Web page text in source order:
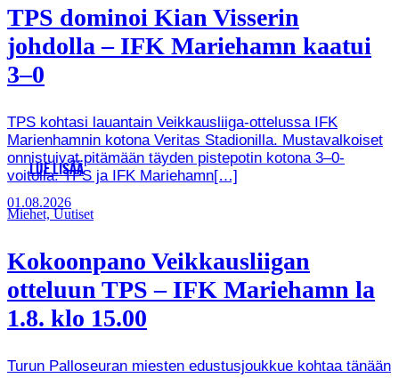
TPS dominoi Kian Visserin
johdolla – IFK Mariehamn kaatui
3–0
TPS kohtasi lauantain Veikkausliiga-ottelussa IFK
Marienhamnin kotona Veritas Stadionilla. Mustavalkoiset
onnistuivat pitämään täyden pistepotin kotona 3–0-
voitolla. TPS ja IFK Mariehamn[…]
LUE LISÄÄ
01.08.2026
Miehet, Uutiset
Kokoonpano Veikkausliigan
otteluun TPS – IFK Mariehamn la
1.8. klo 15.00
Turun Palloseuran miesten edustusjoukkue kohtaa tänään